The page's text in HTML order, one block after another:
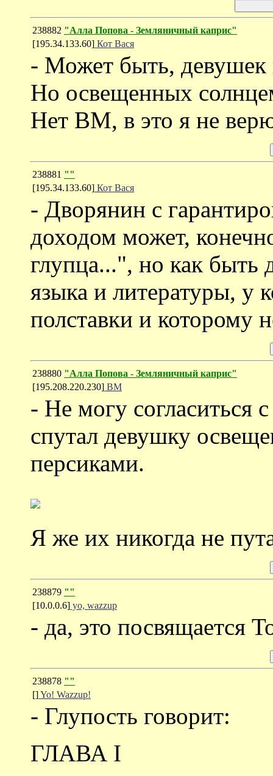
238882 "Алла Попова - Земляничный каприс"
[195.34.133.60] Кот Вася
- Может быть, девушек
Но освещенных
Нет ВМ, в это я не
238881 ""
[195.34.133.60] Кот Вася
- Дворянин с
доходом может,
глупца...", но как быть
языка и литературы, у
полставки и которому
238880 "Алла Попова - Земляничный каприс"
[195.208.220.230] ВМ
- Не могу
спутал девушку
персиками.
Я же их никогда не
238879 ""
[10.0.0.6] yo, wazzup
- да, это посвящается
238878 ""
[]Yo! Wazzup!
- Глупость говорит:
ГЛАВА I